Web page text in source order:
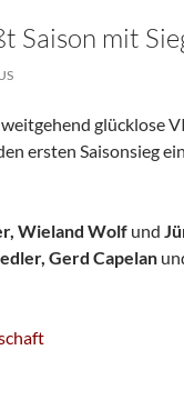
Saison mit
glücklose
ersten Saisonsieg
Wieland Wolf und
Gerd Capelan